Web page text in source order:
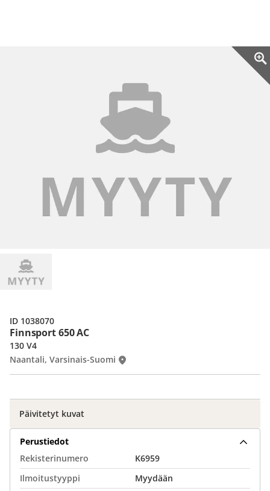
Finnsport 650 AC
130 V4
Naantali, Varsinais-Suomi
ID 1038070
Päivitetyt kuvat
Perustiedot
Rekisterinumero
K6959
Ilmoitustyyppi
Myydään